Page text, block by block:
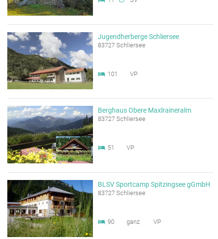
Jugendherberge Schliersee
83727 Schliersee
101 VP
Berghaus Obere Maxlraineralm
83727 Schliersee
51 VP
BLSV Sportcamp Spitzingsee gGmbH
83727 Schliersee
90 ganz VP